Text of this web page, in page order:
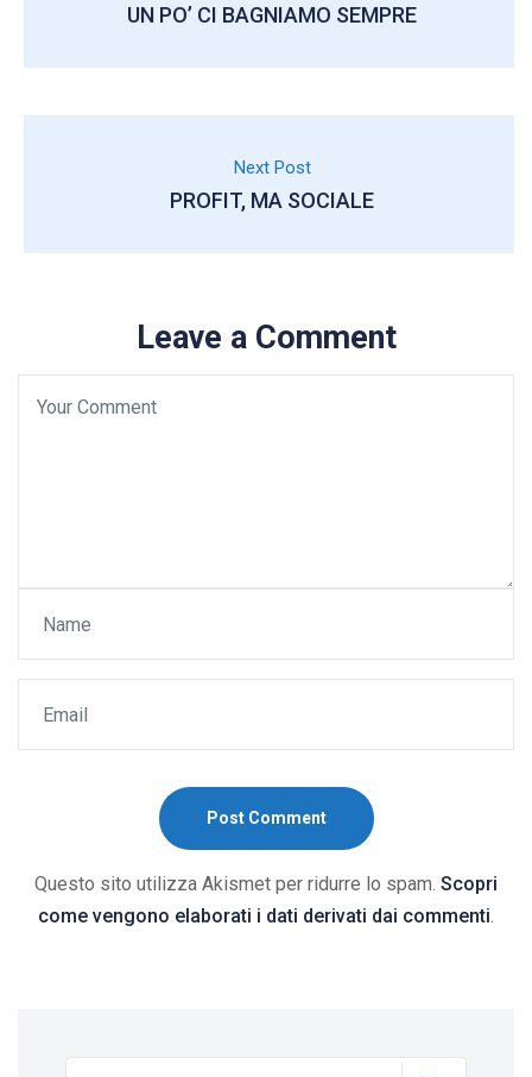
UN PO’ CI BAGNIAMO SEMPRE
Next Post
PROFIT, MA SOCIALE
Leave a Comment
Post Comment
Questo sito utilizza Akismet per ridurre lo spam. Scopri
come vengono elaborati i dati derivati dai commenti.